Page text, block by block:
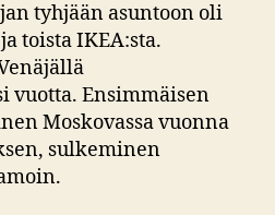
tyhjään asuntoon oli
toista IKEA:sta.
vuotta. Ensimmäisen
Moskovassa vuonna
sulkeminen